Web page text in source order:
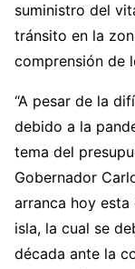
suministro del
tránsito en la
comprensión de
“A pesar de la
debido a la
tema del
Gobernador
arranca hoy esta
isla, la cual se
década ante la